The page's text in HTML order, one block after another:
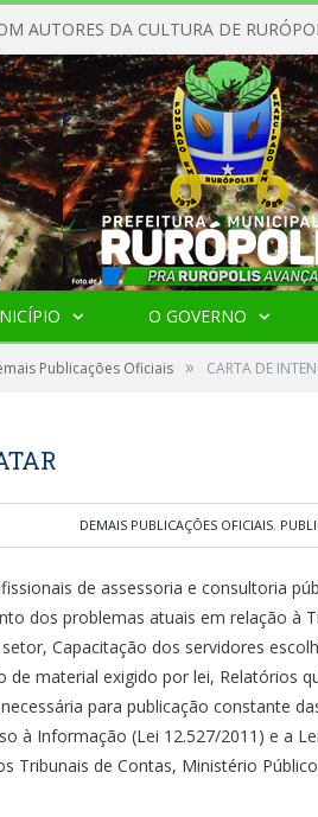
AUTORES DA CULTURA DE
O GOVERNO
Publicações Oficiais » CARTA DE
DEMAIS PUBLICAÇÕES OFICIAIS,
de assessoria e consultoria
dos problemas atuais em relação à
Capacitação dos servidores
material exigido por lei, Relatórios
para publicação constante
à Informação (Lei 12.527/2011) e a
Tribunais de Contas, Ministério